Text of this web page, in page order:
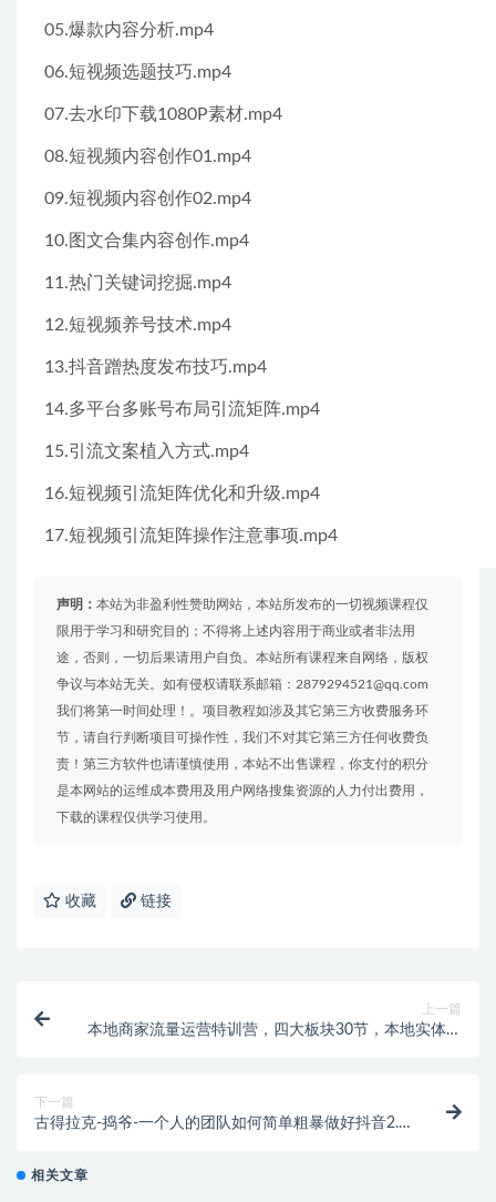
05.爆款内容分析.mp4
06.短视频选题技巧.mp4
07.去水印下载1080P素材.mp4
08.短视频内容创作01.mp4
09.短视频内容创作02.mp4
10.图文合集内容创作.mp4
11.热门关键词挖掘.mp4
12.短视频养号技术.mp4
13.抖音蹭热度发布技巧.mp4
14.多平台多账号布局引流矩阵.mp4
15.引流文案植入方式.mp4
16.短视频引流矩阵优化和升级.mp4
17.短视频引流矩阵操作注意事项.mp4
声明： 本站为非盈利性赞助网站，本站所发布的一切视频课程仅
限用于学习和研究目的；不得将上述内容用于商业或者非法用
途，否则，一切后果请用户自负。本站所有课程来自网络，版权
争议与本站无关。如有侵权请联系邮箱：2879294521@qq.com
我们将第一时间处理！。项目教程如涉及其它第三方收费服务环
节，请自行判断项目可操作性，我们不对其它第三方任何收费负
责！第三方软件也请谨慎使用，本站不出售课程，你支付的积分
是本网站的运维成本费用及用户网络搜集资源的人力付出费用，
下载的课程仅供学习使用。
收藏 链接
上一篇
本地商家流量运营特训营，四大板块30节，本地实体商
下一篇
古得拉克-捣爷-一个人的团队如何简单粗暴做好抖音2.0
相关文章